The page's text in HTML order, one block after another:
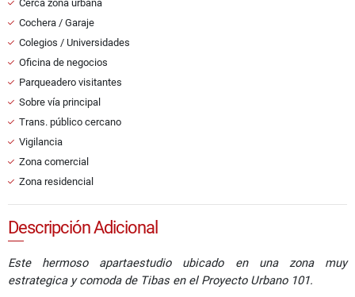
Cerca zona urbana
Cochera / Garaje
Colegios / Universidades
Oficina de negocios
Parqueadero visitantes
Sobre vía principal
Trans. público cercano
Vigilancia
Zona comercial
Zona residencial
Descripción Adicional
Este hermoso apartaestudio ubicado en una zona muy
estrategica y comoda de Tibas en el Proyecto Urbano 101.